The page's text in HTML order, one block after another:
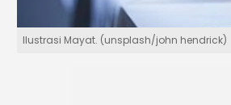
Ilustrasi Mayat. (unsplash/john hendrick)